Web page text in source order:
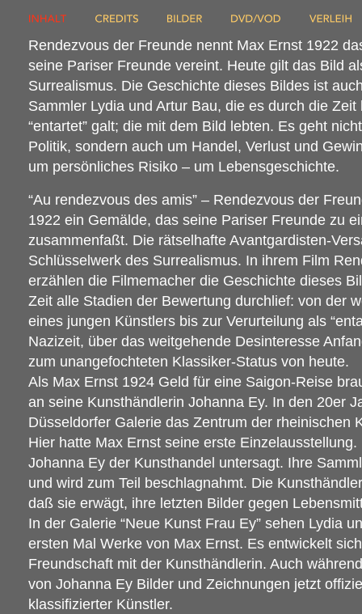
Rendezvous der Freunde nennt Max Ernst 1922
seine Pariser Freunde vereint. Heute gilt das Bild
Surrealismus. Die Geschichte dieses Bildes ist
Sammler Lydia und Artur Bau, die es durch die
“entartet” galt; die mit dem Bild lebten. Es geht
Politik, sondern auch um Handel, Verlust und
um persönliches Risiko – um Lebensgeschichte.
“Au rendezvous des amis” – Rendezvous der
1922 ein Gemälde, das seine Pariser Freunde zu
zusammenfaßt. Die rätselhafte Avantgardisten-
Schlüsselwerk des Surrealismus. In ihrem Film
erzählen die Filmemacher die Geschichte dieses
Zeit alle Stadien der Bewertung durchlief: von der
eines jungen Künstlers bis zur Verurteilung als
Nazizeit, über das weitgehende Desinteresse
zum unangefochteten Klassiker-Status von heute.
Als Max Ernst 1924 Geld für eine Saigon-Reise
an seine Kunsthändlerin Johanna Ey. In den 20er
Düsseldorfer Galerie das Zentrum der rheinischen
Hier hatte Max Ernst seine erste
Johanna Ey der Kunsthandel untersagt. Ihre
und wird zum Teil beschlagnahmt. Die
daß sie erwägt, ihre letzten Bilder gegen
In der Galerie “Neue Kunst Frau Ey” sehen Lydia
ersten Mal Werke von Max Ernst. Es entwickelt
Freundschaft mit der Kunsthändlerin. Auch
von Johanna Ey Bilder und Zeichnungen jetzt
klassifizierter Künstler.